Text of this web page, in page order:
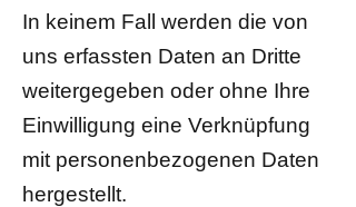
In keinem Fall werden die von
uns erfassten Daten an Dritte
weitergegeben oder ohne Ihre
Einwilligung eine Verknüpfung
mit personenbezogenen Daten
hergestellt.